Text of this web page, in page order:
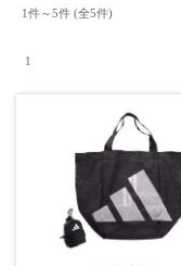
1件～5件 (全5件)
1